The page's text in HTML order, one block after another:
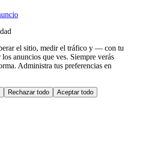
el sitio, medir el tráfico y — con tu
anuncios que ves. Siempre verás
Administra tus preferencias en
Rechazar todo Aceptar todo